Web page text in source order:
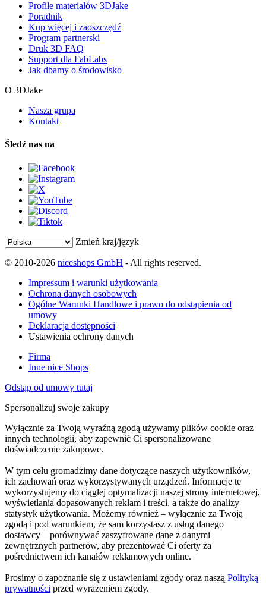
Profile materiałów 3DJake
Poradnik
Kup więcej i zaoszczędź
Program partnerski
Druk 3D FAQ
Support dla FabLabs
Jak dbamy o środowisko
O 3DJake
Nasza grupa
Kontakt
Śledź nas na
Zmień kraj/język
© 2010-2026 niceshops GmbH - All rights reserved.
Impressum i warunki użytkowania
Ochrona danych osobowych
Ogólne Warunki Handlowe i prawo do odstąpienia od
umowy
Deklaracja dostępności
Ustawienia ochrony danych
Firma
Inne nice Shops
Odstąp od umowy tutaj
Spersonalizuj swoje zakupy
Wyłącznie za Twoją wyraźną zgodą używamy plików cookie oraz
innych technologii, aby zapewnić Ci spersonalizowane
doświadczenie zakupowe.
W tym celu gromadzimy dane dotyczące naszych użytkowników,
ich zachowań oraz wykorzystywanych urządzeń. Informacje te
wykorzystujemy do ciągłej optymalizacji naszej strony internetowej,
wyświetlania dopasowanych reklam i treści, a także do analizy
statystyk użytkowania. Możemy również – wyłącznie za Twoją
zgodą i pod warunkiem, że sam korzystasz z usług danego
dostawcy – porównywać zaszyfrowane dane z danymi
zewnętrznych partnerów, aby prezentować Ci oferty za
pośrednictwem ich kanałów reklamowych online.
Prosimy o zapoznanie się z ustawieniami zgody oraz naszą Polityką
prywatności przed wyrażeniem zgody.